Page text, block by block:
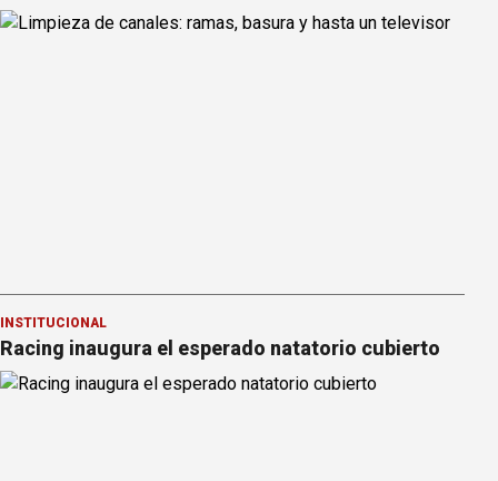
INSTITUCIONAL
Racing inaugura el esperado natatorio cubierto